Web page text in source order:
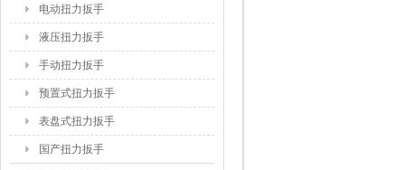
电动扭力扳手
液压扭力扳手
手动扭力扳手
预置式扭力扳手
表盘式扭力扳手
国产扭力扳手